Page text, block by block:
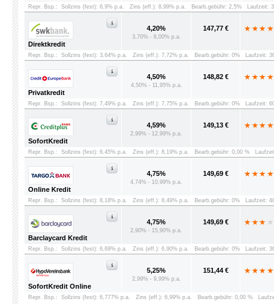
Repr. Bsp.: Sollzins (fest): 6,9% p.a. Zins (eff.): 8,99% p.a. Bearb.gebühr: 2,5% Laufzeit:
Direktkredit
4,20%
3,70% - 8,00% p.a.
147,77 €
Repr. Bsp.: Sollzins (fest): 3,64% p.a. Zins (eff.): 7,72% p.a. Bearb.gebühr: 0% Laufzeit:
Privatkredit
4,50%
4,50% - 11,95% p.a.
148,82 €
Repr. Bsp.: Sollzins (fest): 7,49% p.a. Zins (eff.): 7,75% p.a. Bearb.gebühr: 0% Laufzeit:
SofortKredit
4,59%
2,99% - 12,99% p.a.
149,13 €
Repr. Bsp.: Sollzins (fest): 6,45% p.a. Zins (eff.): 8,19% p.a. Bearb.gebühr: 0,00 %
Online Kredit
4,75%
4,74% - 10,99% p.a.
149,69 €
Repr. Bsp.: Sollzins (fest): 8,18% p.a. Zins (eff.): 8,49% p.a. Bearb.gebühr: 0% Laufzeit:
Barclaycard Kredit
4,75%
2,90% - 15,90% p.a.
149,69 €
Repr. Bsp.: Sollzins (fest): 6,69% p.a. Zins (eff.): 6,90% p.a. Bearb.gebühr: 0% Laufzeit:
SofortKredit Online
5,25%
2,99% - 9,99% p.a.
151,44 €
Repr. Bsp.: Sollzins (fest): 6,777% p.a. Zins (eff.): 6,99% p.a. Bearb.gebühr: 0,00 %